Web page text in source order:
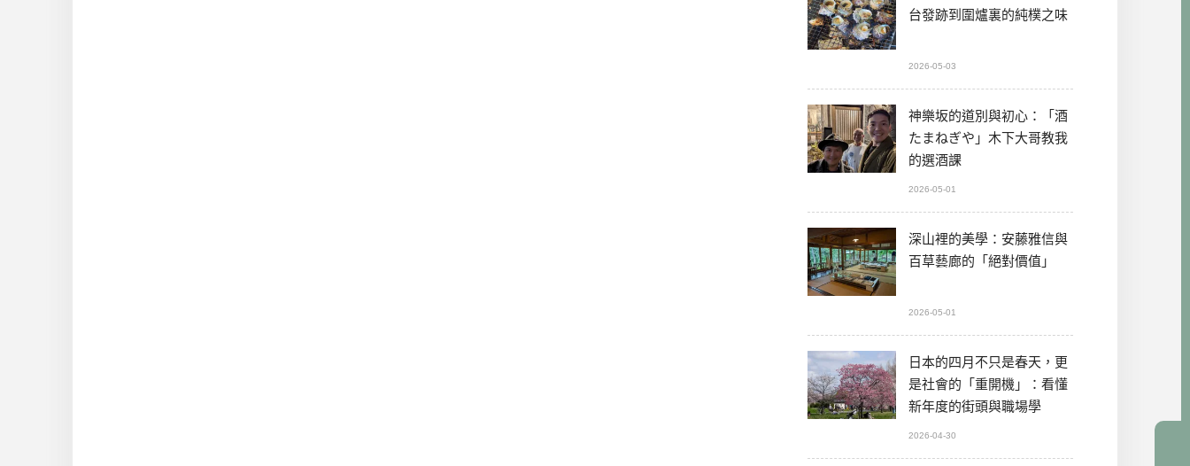
台發跡到圍爐裏的純樸之味
2026-05-03
神樂坂的道別與初心：「酒
たまねぎや」木下大哥教我
的選酒課
2026-05-01
深山裡的美學：安藤雅信與
百草藝廊的「絕對價值」
2026-05-01
日本的四月不只是春天，更
是社會的「重開機」：看懂
新年度的街頭與職場學
2026-04-30